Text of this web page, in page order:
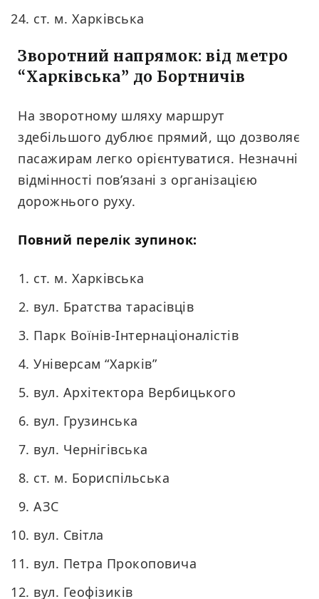
ст. м. Харківська
Зворотний напрямок: від метро
“Харківська” до Бортничів
На зворотному шляху маршрут
здебільшого дублює прямий, що дозволяє
пасажирам легко орієнтуватися. Незначні
відмінності пов’язані з організацією
дорожнього руху.
Повний перелік зупинок:
ст. м. Харківська
вул. Братства тарасівців
Парк Воїнів-Інтернаціоналістів
Універсам “Харків”
вул. Архітектора Вербицького
вул. Грузинська
вул. Чернігівська
ст. м. Бориспільська
АЗС
вул. Світла
вул. Петра Прокоповича
вул. Геофізиків